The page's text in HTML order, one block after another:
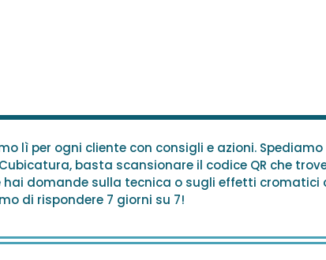
lì per ogni cliente con consigli e azioni.
basta scansionare il codice QR che
domande sulla tecnica o sugli effetti cromatici
di rispondere 7 giorni su 7!